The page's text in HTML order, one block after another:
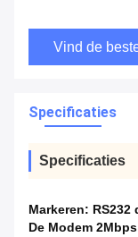
Vind de
Specificaties
Specificaties
Markeren: RS232
De Modem